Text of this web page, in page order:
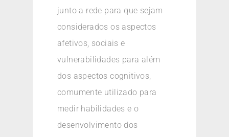
junto a rede para que sejam
considerados os aspectos
afetivos, sociais e
vulnerabilidades para além
dos aspectos cognitivos,
comumente utilizado para
medir habilidades e o
desenvolvimento dos